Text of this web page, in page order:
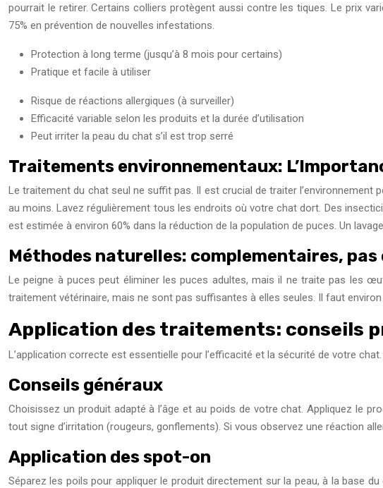
pourrait le retirer. Certains colliers protègent aussi contre les tiques. Le prix
75% en prévention de nouvelles infestations.
Protection à long terme (jusqu’à 8 mois pour certains)
Pratique et facile à utiliser
Risque de réactions allergiques (à surveiller)
Efficacité variable selon les produits et la durée d’utilisation
Peut irriter la peau du chat s’il est trop serré
Traitements environnementaux:
Le traitement du chat seul ne suffit pas. Il est crucial de traiter l’environnement
au moins. Lavez régulièrement tous les endroits où votre chat dort. Des
est estimée à environ 60% dans la réduction de la population de puces. Un
Méthodes naturelles: complementaires, pas
Le peigne à puces peut éliminer les puces adultes, mais il ne traite pas les
traitement vétérinaire, mais ne sont pas suffisantes à elles seules. Il faut
Application des traitements: conseils
L’application correcte est essentielle pour l’efficacité et la sécurité de votre
Conseils généraux
Choisissez un produit adapté à l’âge et au poids de votre chat. Appliquez le
tout signe d’irritation (rougeurs, gonflements). Si vous observez une réaction
Application des spot-on
Séparez les poils pour appliquer le produit directement sur la peau, à la base